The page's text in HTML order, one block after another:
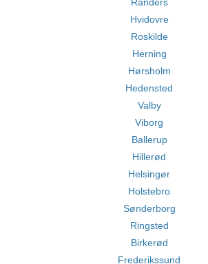
Hvidovre
Roskilde
Herning
Hørsholm
Hedensted
Valby
Viborg
Ballerup
Hillerød
Helsingør
Holstebro
Sønderborg
Ringsted
Birkerød
Frederikssund